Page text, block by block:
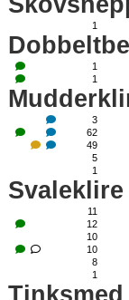
1
1
1
3
62
49
5
1
Svaleklire
11
12
10
10
8
1
Tinksmed